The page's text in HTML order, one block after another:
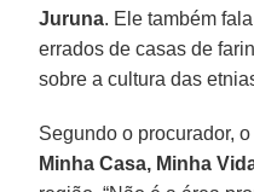
Juruna. Ele também
errados de casas de
sobre a cultura das
Segundo o procurador,
Minha Casa, Minha